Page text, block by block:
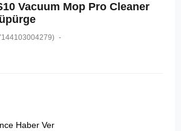
Vacuum Mop Pro Cleaner
Haber Ver